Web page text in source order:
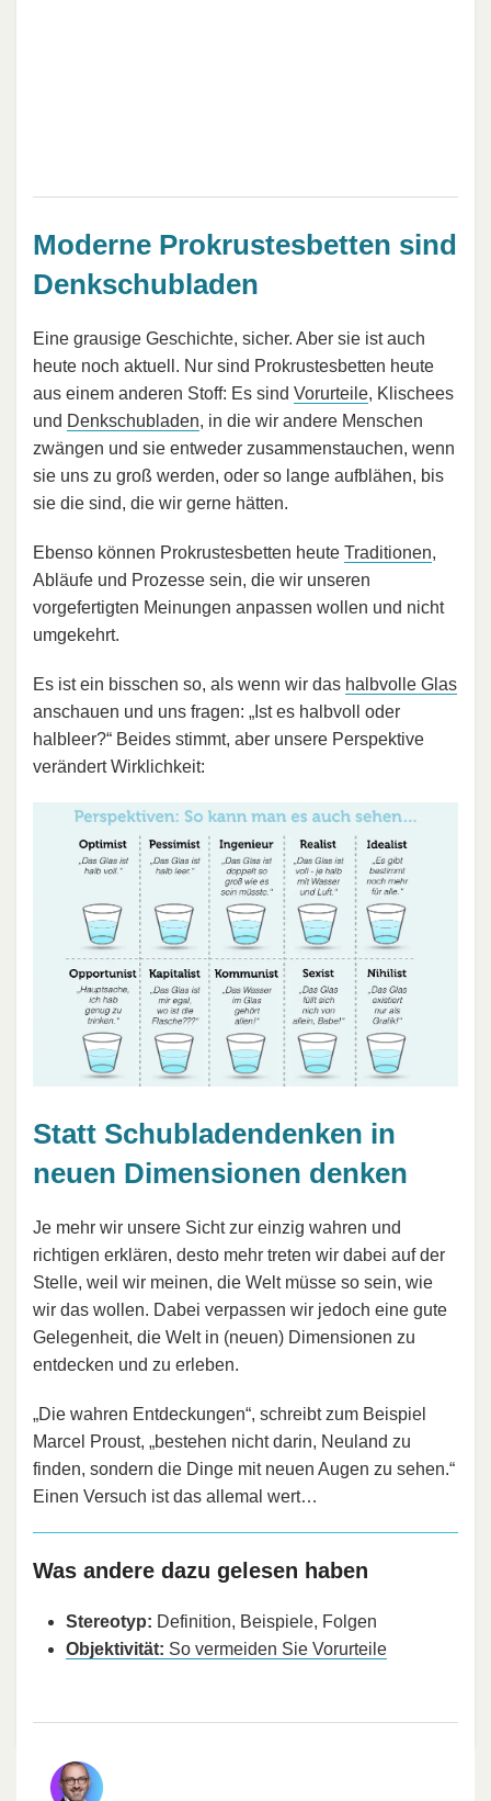
Moderne Prokrustesbetten sind
Denkschubladen
Eine grausige Geschichte, sicher. Aber sie ist auch
heute noch aktuell. Nur sind Prokrustesbetten heute
aus einem anderen Stoff: Es sind Vorurteile, Klischees
und Denkschubladen, in die wir andere Menschen
zwängen und sie entweder zusammenstauchen, wenn
sie uns zu groß werden, oder so lange aufblähen, bis
sie die sind, die wir gerne hätten.
Ebenso können Prokrustesbetten heute Traditionen,
Abläufe und Prozesse sein, die wir unseren
vorgefertigten Meinungen anpassen wollen und nicht
umgekehrt.
Es ist ein bisschen so, als wenn wir das halbvolle Glas
anschauen und uns fragen: „Ist es halbvoll oder
halbleer?“ Beides stimmt, aber unsere Perspektive
verändert Wirklichkeit:
Statt Schubladendenken in
neuen Dimensionen denken
Je mehr wir unsere Sicht zur einzig wahren und
richtigen erklären, desto mehr treten wir dabei auf der
Stelle, weil wir meinen, die Welt müsse so sein, wie
wir das wollen. Dabei verpassen wir jedoch eine gute
Gelegenheit, die Welt in (neuen) Dimensionen zu
entdecken und zu erleben.
„Die wahren Entdeckungen“, schreibt zum Beispiel
Marcel Proust, „bestehen nicht darin, Neuland zu
finden, sondern die Dinge mit neuen Augen zu sehen.“
Einen Versuch ist das allemal wert…
Was andere dazu gelesen haben
Stereotyp: Definition, Beispiele, Folgen
Objektivität: So vermeiden Sie Vorurteile